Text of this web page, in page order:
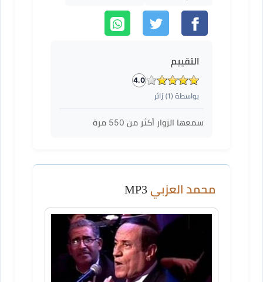
التقييم
4.0
بواسطة ( 1) زائر
سمعها الزوار أكثر من 550 مرة
محمد العزبي